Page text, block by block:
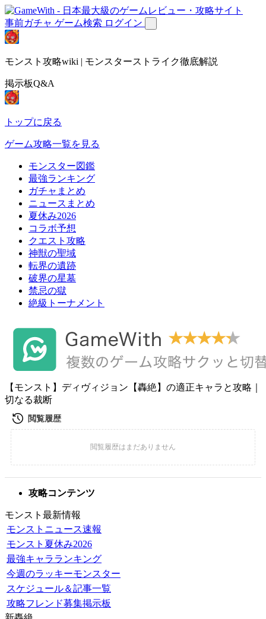
事前ガチャ ゲーム検索 ログイン
モンスト攻略wiki | モンスターストライク徹底解説
掲示板Q&A
トップに戻る
ゲーム攻略一覧を見る
モンスター図鑑
最強ランキング
ガチャまとめ
ニュースまとめ
夏休み2026
コラボ予想
クエスト攻略
神獣の聖域
転界の遺跡
破界の星墓
禁忌の獄
絶級トーナメント
【モンスト】ディヴィジョン【轟絶】の適正キャラと攻略｜
切なる裁断
攻略コンテンツ
モンスト最新情報
モンストニュース速報
モンスト夏休み2026
最強キャラランキング
今週のラッキーモンスター
スケジュール＆記事一覧
攻略フレンド募集掲示板